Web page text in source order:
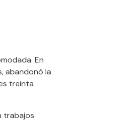
En
abandonó la
treinta
trabajos